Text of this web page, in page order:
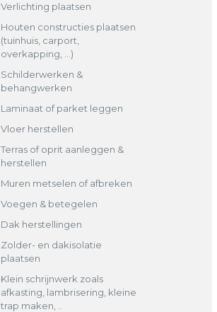
Verlichting plaatsen
Houten constructies plaatsen
(tuinhuis, carport,
overkapping, …)
Schilderwerken &
behangwerken
Laminaat of parket leggen
Vloer herstellen
Terras of oprit aanleggen &
herstellen
Muren metselen of afbreken
Voegen & betegelen
Dak herstellingen
Zolder- en dakisolatie
plaatsen
Klein schrijnwerk zoals
afkasting, lambrisering, kleine
trap maken, ..